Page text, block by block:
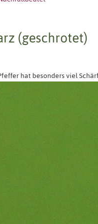
(geschrotet)
hat besonders viel